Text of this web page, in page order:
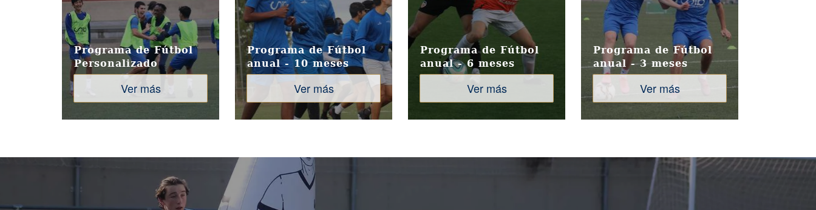
Ver más
Programa de Fútbol
Personalizado
Ver más
Programa de Fútbol
anual - 10 meses
Ver más
Programa de Fútbol
anual - 6 meses
Ver más
Programa de Fútbol
anual - 3 meses